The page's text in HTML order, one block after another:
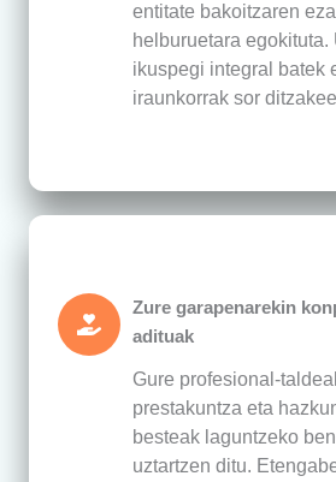
entitate bakoitzaren
helburuetara egokituta.
ikuspegi integral batek
iraunkorrak sor
Zure garapenarekin
adituak
Gure profesional-
prestakuntza eta
besteak laguntzeko
uztartzen ditu.